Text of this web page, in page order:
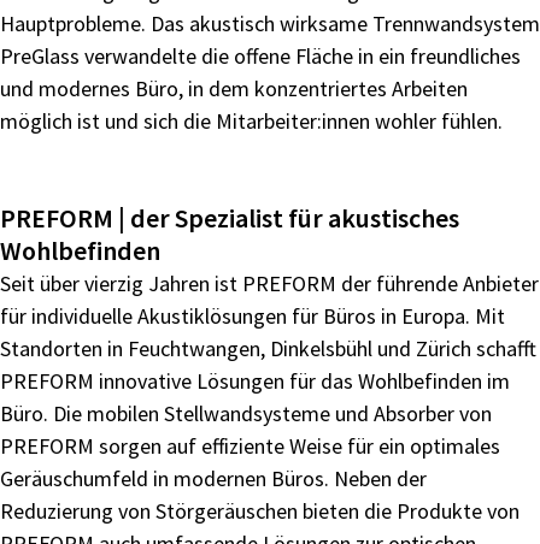
Hauptprobleme. Das akustisch wirksame Trennwandsystem
PreGlass verwandelte die offene Fläche in ein freundliches
und modernes Büro, in dem konzentriertes Arbeiten
möglich ist und sich die Mitarbeiter:innen wohler fühlen.
PREFORM | der Spezialist für akustisches
Wohlbefinden
Seit über vierzig Jahren ist PREFORM der führende Anbieter
für individuelle Akustiklösungen für Büros in Europa. Mit
Standorten in Feuchtwangen, Dinkelsbühl und Zürich schafft
PREFORM innovative Lösungen für das Wohlbefinden im
Büro. Die mobilen Stellwandsysteme und Absorber von
PREFORM sorgen auf effiziente Weise für ein optimales
Geräuschumfeld in modernen Büros. Neben der
Reduzierung von Störgeräuschen bieten die Produkte von